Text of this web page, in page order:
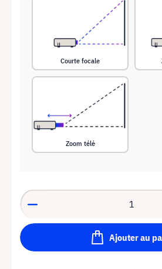
Courte focale
Zoom télé
Ajouter au